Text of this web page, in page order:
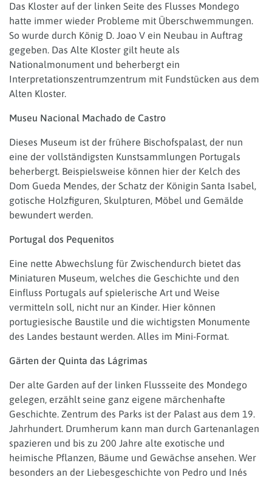
Das Kloster auf der linken Seite des Flusses Mondego
hatte immer wieder Probleme mit Überschwemmungen.
So wurde durch König D. Joao V ein Neubau in Auftrag
gegeben. Das Alte Kloster gilt heute als
Nationalmonument und beherbergt ein
Interpretationszentrumzentrum mit Fundstücken aus dem
Alten Kloster.
Museu Nacional Machado de Castro
Dieses Museum ist der frühere Bischofspalast, der nun
eine der vollständigsten Kunstsammlungen Portugals
beherbergt. Beispielsweise können hier der Kelch des
Dom Gueda Mendes, der Schatz der Königin Santa Isabel,
gotische Holzfiguren, Skulpturen, Möbel und Gemälde
bewundert werden.
Portugal dos Pequenitos
Eine nette Abwechslung für Zwischendurch bietet das
Miniaturen Museum, welches die Geschichte und den
Einfluss Portugals auf spielerische Art und Weise
vermitteln soll, nicht nur an Kinder. Hier können
portugiesische Baustile und die wichtigsten Monumente
des Landes bestaunt werden. Alles im Mini-Format.
Gärten der Quinta das Lágrimas
Der alte Garden auf der linken Flussseite des Mondego
gelegen, erzählt seine ganz eigene märchenhafte
Geschichte. Zentrum des Parks ist der Palast aus dem 19.
Jahrhundert. Drumherum kann man durch Gartenanlagen
spazieren und bis zu 200 Jahre alte exotische und
heimische Pflanzen, Bäume und Gewächse ansehen. Wer
besonders an der Liebesgeschichte von Pedro und Inés